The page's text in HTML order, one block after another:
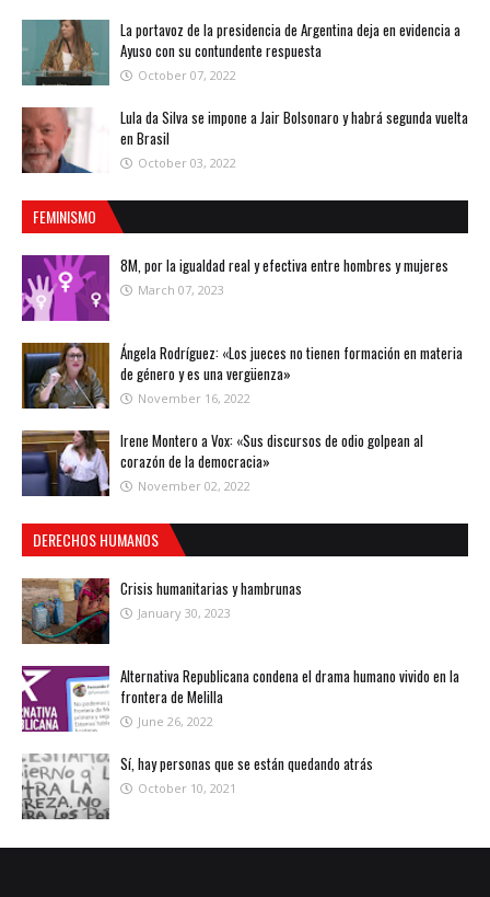
La portavoz de la presidencia de Argentina deja en evidencia a
Ayuso con su contundente respuesta
October 07, 2022
Lula da Silva se impone a Jair Bolsonaro y habrá segunda vuelta
en Brasil
October 03, 2022
FEMINISMO
8M, por la igualdad real y efectiva entre hombres y mujeres
March 07, 2023
Ángela Rodríguez: «Los jueces no tienen formación en materia
de género y es una vergüenza»
November 16, 2022
Irene Montero a Vox: «Sus discursos de odio golpean al
corazón de la democracia»
November 02, 2022
DERECHOS HUMANOS
Crisis humanitarias y hambrunas
January 30, 2023
Alternativa Republicana condena el drama humano vivido en la
frontera de Melilla
June 26, 2022
Sí, hay personas que se están quedando atrás
October 10, 2021